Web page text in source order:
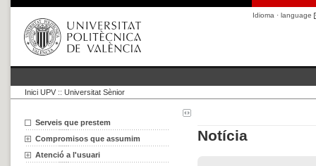
Idioma · language
Inici UPV :: Universitat Sènior
Serveis que prestem
Compromisos que assumim
Atenció a l'usuari
Notícia